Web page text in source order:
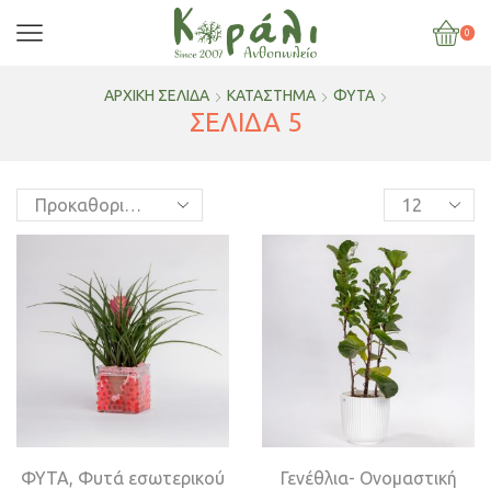
0
ΑΡΧΙΚΉ ΣΕΛΊΔΑ ΚΑΤΆΣΤΗΜΑ ΦΥΤΑ
ΣΕΛΊΔΑ 5
ΦΥΤΑ, Φυτά εσωτερικού
Γενέθλια- Ονομαστική